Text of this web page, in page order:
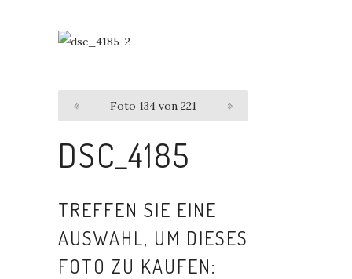
« Foto 134 von 221 »
DSC_4185
TREFFEN SIE EINE
AUSWAHL, UM DIESES
FOTO ZU KAUFEN: